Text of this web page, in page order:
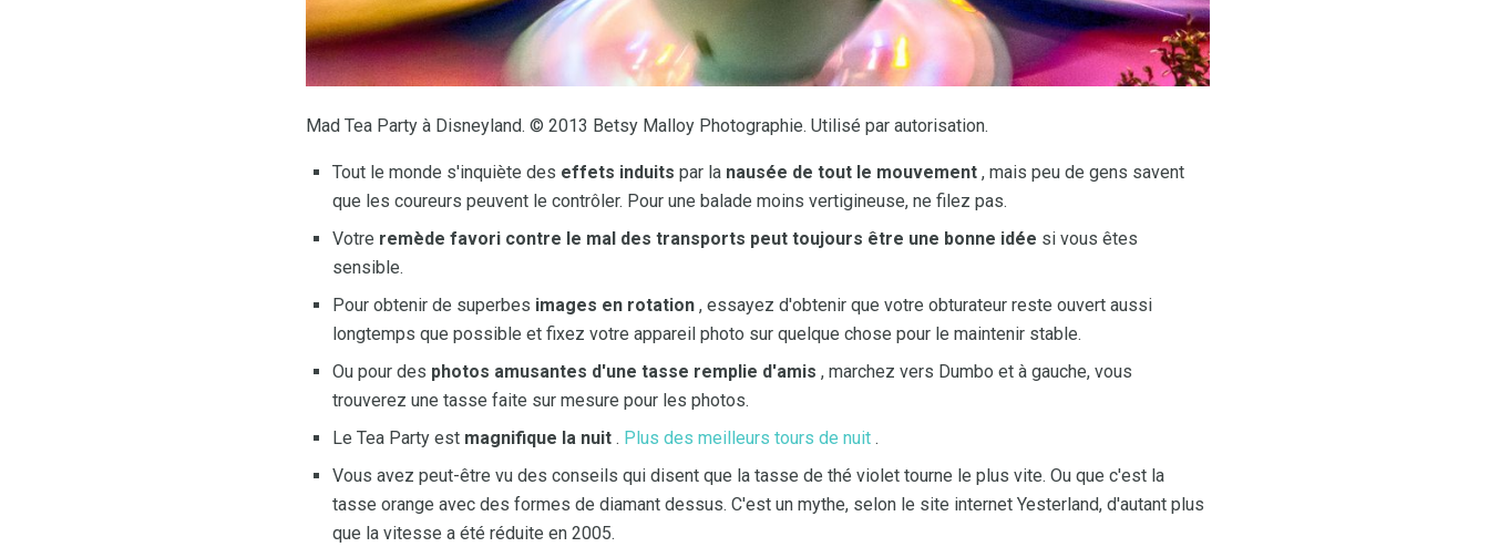
Mad Tea Party à Disneyland. © 2013 Betsy Malloy Photographie. Utilisé par autorisation.
Tout le monde s'inquiète des effets induits par la nausée de tout le mouvement , mais peu de gens savent
que les coureurs peuvent le contrôler. Pour une balade moins vertigineuse, ne filez pas.
Votre remède favori contre le mal des transports peut toujours être une bonne idée si vous êtes
sensible.
Pour obtenir de superbes images en rotation , essayez d'obtenir que votre obturateur reste ouvert aussi
longtemps que possible et fixez votre appareil photo sur quelque chose pour le maintenir stable.
Ou pour des photos amusantes d'une tasse remplie d'amis , marchez vers Dumbo et à gauche, vous
trouverez une tasse faite sur mesure pour les photos.
Le Tea Party est magnifique la nuit . Plus des meilleurs tours de nuit .
Vous avez peut-être vu des conseils qui disent que la tasse de thé violet tourne le plus vite. Ou que c'est la
tasse orange avec des formes de diamant dessus. C'est un mythe, selon le site internet Yesterland, d'autant plus
que la vitesse a été réduite en 2005.